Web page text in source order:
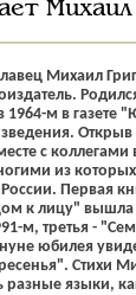
Михаил
Михаил
1964-м в газете
Открыв
с
из
Первая
к лицу" вышла
м, третья -
юбилея
Стихи
разные языки,